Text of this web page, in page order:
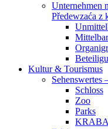
Unternehmen
Předewzaća z
Kultur & Tourismus
Sehenswertes
Schloss
Zoo
Parks